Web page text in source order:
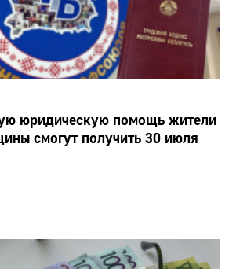
юридическую помощь жители
смогут получить 30 июля